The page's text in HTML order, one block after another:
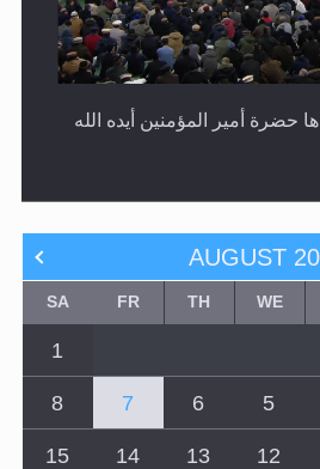
حضرة أمير المؤمنين أيده الله
AUGUST
WE
TH
1
8
12
13
14
15
19
20
21
22